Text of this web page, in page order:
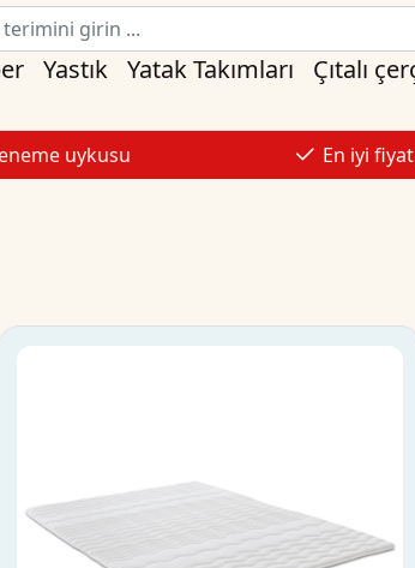
Yastık Yatak Takımları Çıtalı
uykusu En iyi